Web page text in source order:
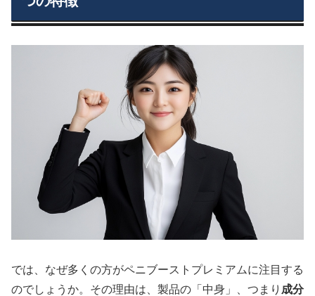
では、なぜ多くの方がペニブーストプレミアムに注目する
のでしょうか。その理由は、製品の「中身」、つまり 成分